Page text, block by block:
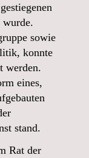
wurde.
sowie
konnte
werden.
eines,
stand.
Rat der